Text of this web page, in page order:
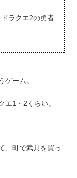
ラクエ2の勇者
ゲーム。
エ1・2くらい。
、町で武具を買っ